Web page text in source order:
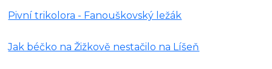
Pivní trikolora - Fanouškovský ležák
Jak béčko na Žižkově nestačilo na Líšeň